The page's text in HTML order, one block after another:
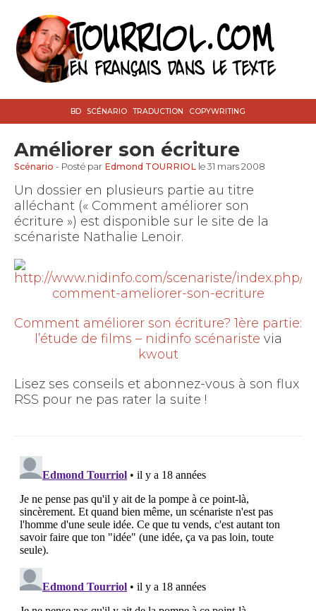
BD SCÉNARIO TRADUCTION COPYWRITING
Améliorer son écriture
Scénario - Posté par Edmond TOURRIOL le 31 mars 2008
Un dossier en plusieurs partie au titre
alléchant (« Comment améliorer son
écriture ») est disponible sur le site de la
scénariste Nathalie Lenoir.
Comment améliorer son écriture? 1ère partie:
l’étude de films – nidinfo scénariste via
kwout
Lisez ses conseils et abonnez-vous à son flux
RSS pour ne pas rater la suite !